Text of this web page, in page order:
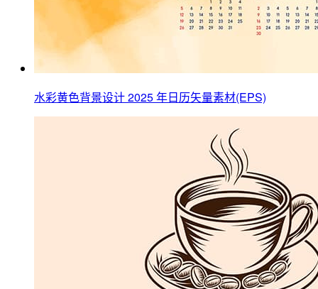
水彩黄色背景设计 2025 年日历矢量素材(EPS)